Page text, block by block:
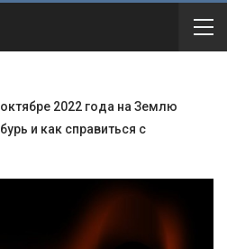
2022 года на Землю
и как справиться с